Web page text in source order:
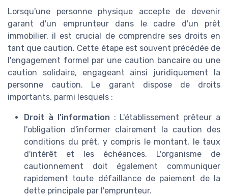
Lorsqu'une personne physique accepte de devenir
garant d'un emprunteur dans le cadre d'un prêt
immobilier, il est crucial de comprendre ses droits en
tant que caution. Cette étape est souvent précédée de
l'engagement formel par une caution bancaire ou une
caution solidaire, engageant ainsi juridiquement la
personne caution. Le garant dispose de droits
importants, parmi lesquels :
Droit à l'information : L'établissement prêteur a
l'obligation d'informer clairement la caution des
conditions du prêt, y compris le montant, le taux
d'intérêt et les échéances. L'organisme de
cautionnement doit également communiquer
rapidement toute défaillance de paiement de la
dette principale par l'emprunteur.